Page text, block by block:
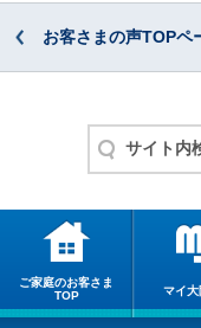
お客さまの声TOPペ
ご家庭のお客さま
TOP
マイ大